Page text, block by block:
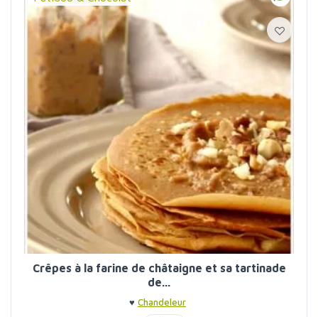
Crêpes à la farine de châtaigne et sa tartinade
de...
♥ Chandeleur